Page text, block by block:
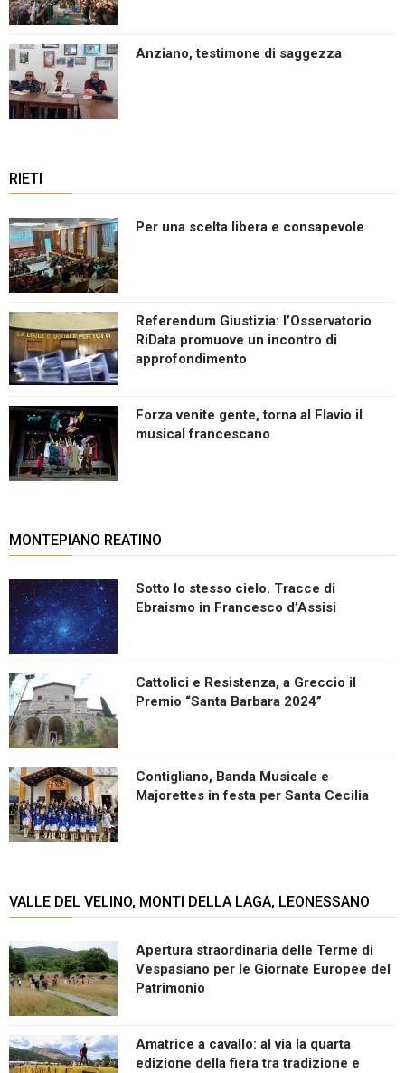
Anziano, testimone di saggezza
RIETI
Per una scelta libera e consapevole
Referendum Giustizia: l’Osservatorio
RiData promuove un incontro di
approfondimento
Forza venite gente, torna al Flavio il
musical francescano
MONTEPIANO REATINO
Sotto lo stesso cielo. Tracce di
Ebraismo in Francesco d’Assisi
Cattolici e Resistenza, a Greccio il
Premio “Santa Barbara 2024”
Contigliano, Banda Musicale e
Majorettes in festa per Santa Cecilia
VALLE DEL VELINO, MONTI DELLA LAGA, LEONESSANO
Apertura straordinaria delle Terme di
Vespasiano per le Giornate Europee del
Patrimonio
Amatrice a cavallo: al via la quarta
edizione della fiera tra tradizione e